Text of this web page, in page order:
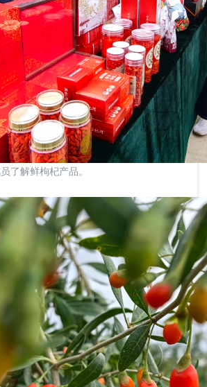
了解鲜枸杞产品。